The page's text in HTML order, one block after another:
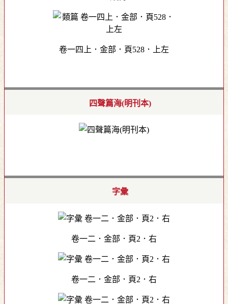
卷一四上．金部．頁528．上左
四聲篇海(明刊本)
字彙
卷一二．金部．頁2．右
卷一二．金部．頁2．右